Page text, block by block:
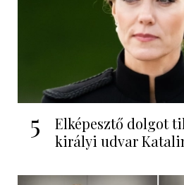
5
Elképesztő dolgot
királyi udvar